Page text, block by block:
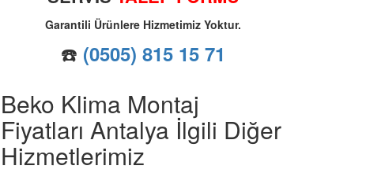
Garantili Ürünlere Hizmetimiz Yoktur.
☎️ (0505) 815 15 71
Beko Klima Montaj
Fiyatları Antalya İlgili Diğer
Hizmetlerimiz